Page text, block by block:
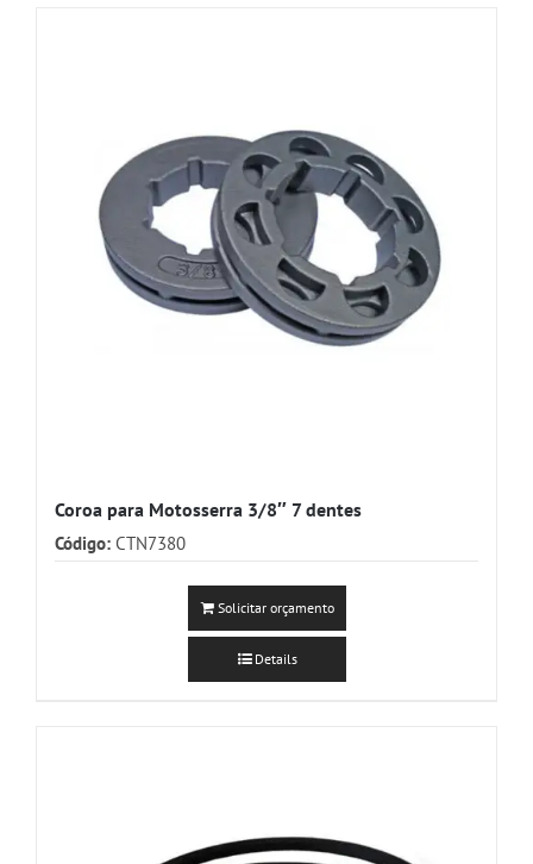
Coroa para Motosserra 3/8″ 7 dentes
Código: CTN7380
Solicitar orçamento
Details